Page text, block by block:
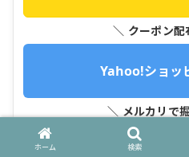
＼ クーポン配
Yahoo!ショッ
＼ メルカリで
メルカ
ホーム 検索